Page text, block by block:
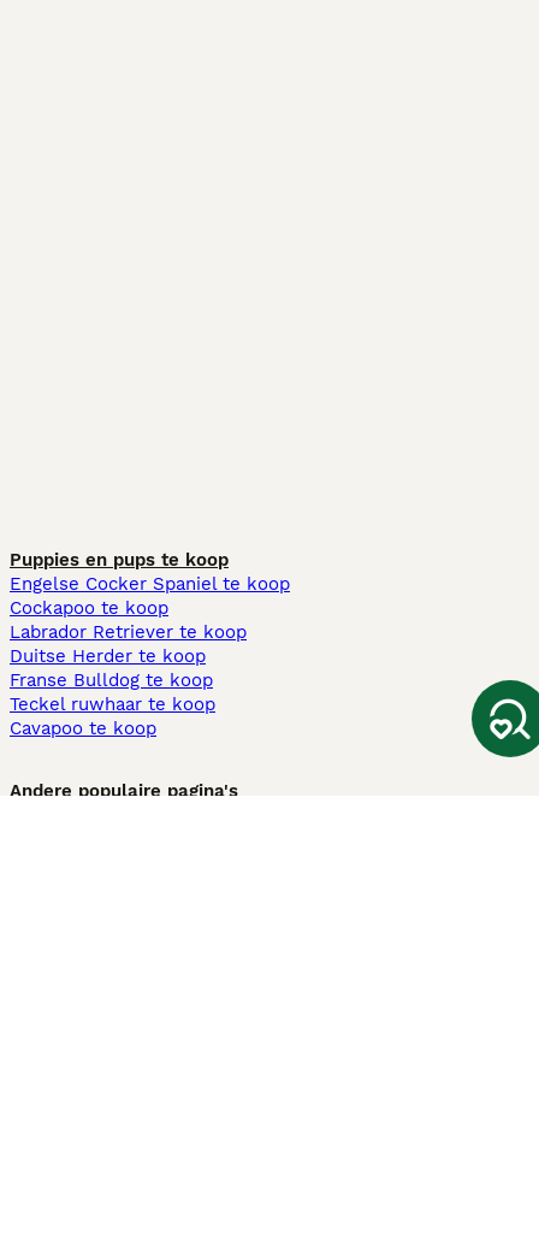
Puppies en pups te koop
Engelse Cocker Spaniel te koop
Cockapoo te koop
Labrador Retriever te koop
Duitse Herder te koop
Franse Bulldog te koop
Teckel ruwhaar te koop
Cavapoo te koop
Andere populaire pagina's